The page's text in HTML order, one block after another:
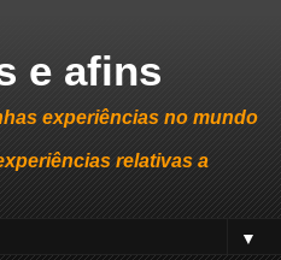
e afins
experiências no mundo
relativas a
▼